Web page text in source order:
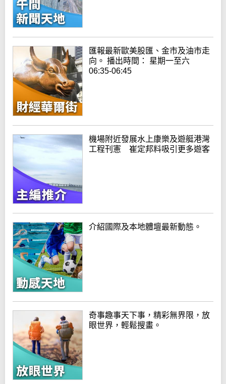
匯報最新歐美股匯、金市及油市走
向。 播出時間： 星期一至六
06:35-06:45
機場附近發展水上康樂及遊艇港灣
工程刊憲 崔定邦料吸引更多遊客
介紹國際及本地體壇最新動態。
奇事趣事天下事，精彩無界限，放
眼世界，輕鬆搜畫。